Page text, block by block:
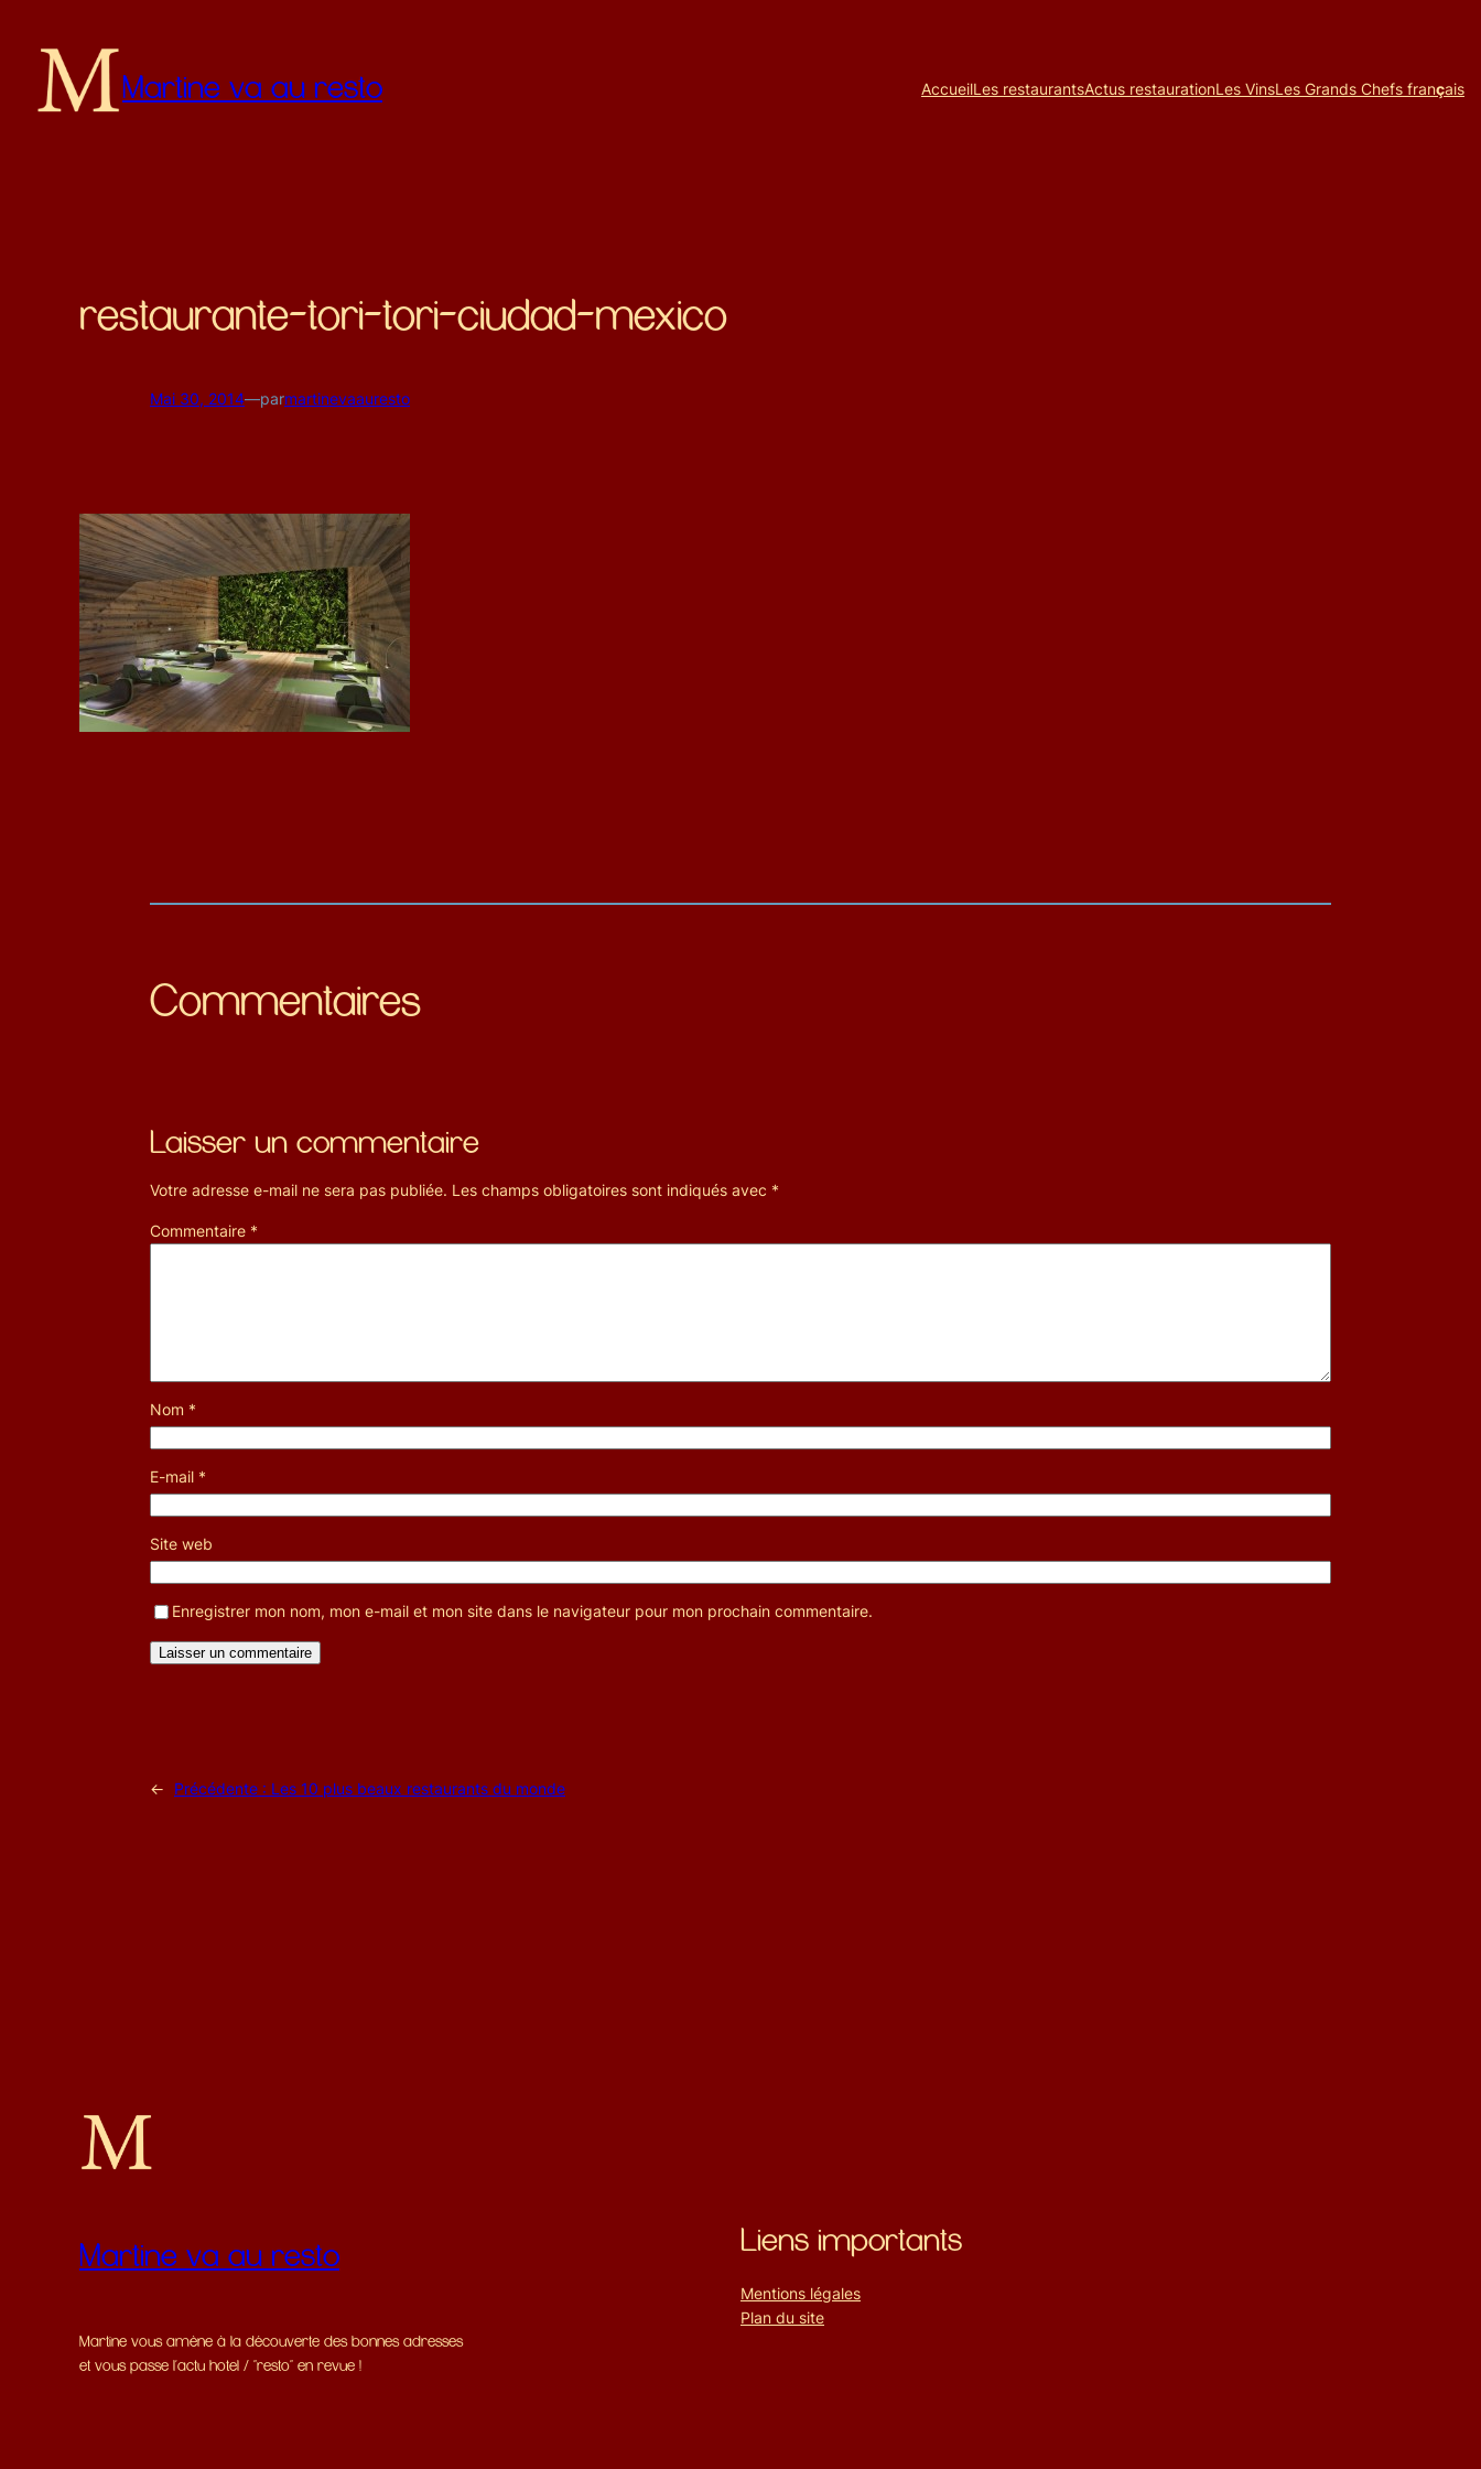
Martine va au resto AccueilLes restaurantsActus restaurationLes VinsLes Grands Chefs français
restaurante-tori-tori-ciudad-mexico
Mai 30, 2014—parmartinevaauresto
Commentaires
Laisser un commentaire
Votre adresse e-mail ne sera pas publiée. Les champs obligatoires sont indiqués avec *
Commentaire *
Nom *
E-mail *
Site web
Enregistrer mon nom, mon e-mail et mon site dans le navigateur pour mon prochain commentaire.
← Précédente : Les 10 plus beaux restaurants du monde
Martine va au resto
Martine vous amène à la découverte des bonnes adresses
et vous passe l'actu hotel / "resto" en revue !
Liens importants
Mentions légales
Plan du site